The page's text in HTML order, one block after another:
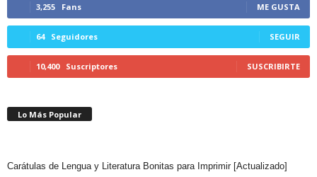
3,255 Fans ME GUSTA
64 Seguidores SEGUIR
10,400 Suscriptores SUSCRIBIRTE
Lo Más Popular
Carátulas de Lengua y Literatura Bonitas para Imprimir [Actualizado]